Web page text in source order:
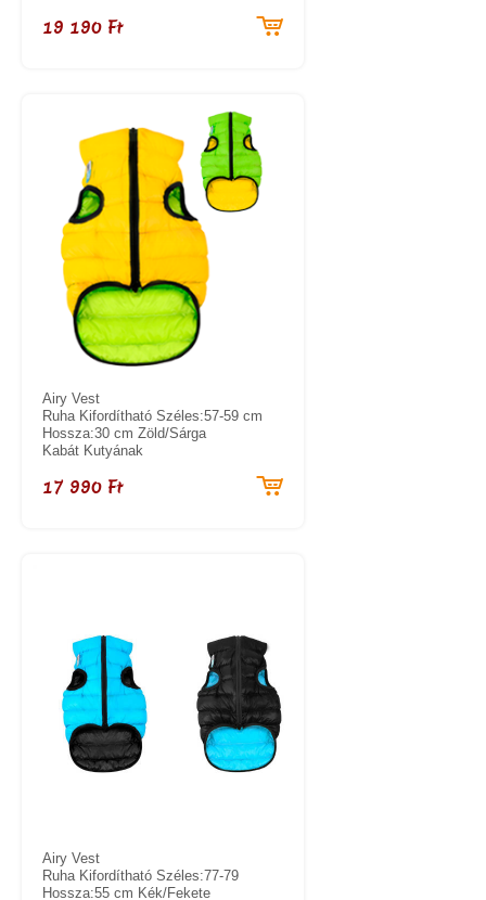
19 190 Ft
Airy Vest
Ruha Kifordítható Széles:57-59 cm
Hossza:30 cm Zöld/Sárga
Kabát Kutyának
17 990 Ft
Airy Vest
Ruha Kifordítható Széles:77-79
Hossza:55 cm Kék/Fekete